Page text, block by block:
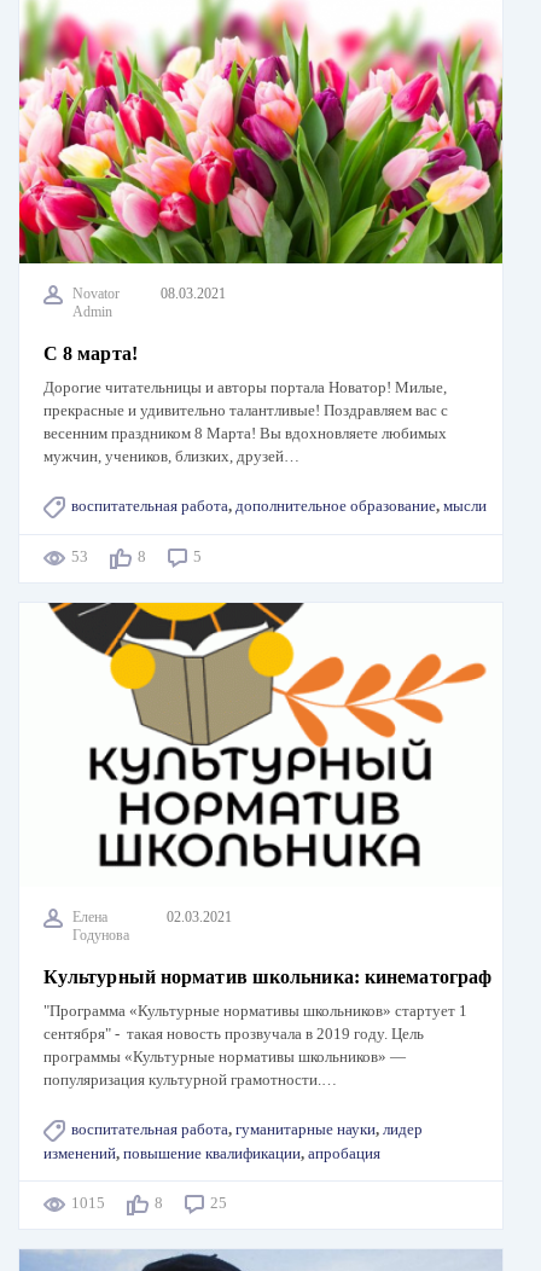
Novator
Admin
08.03.2021
C 8 марта!
Дорогие читательницы и авторы портала Новатор! Милые,
прекрасные и удивительно талантливые! Поздравляем вас с
весенним праздником 8 Марта! Вы вдохновляете любимых
мужчин, учеников, близких, друзей…
воспитательная работа, дополнительное образование, мысли
53 8 5
Елена
Годунова
02.03.2021
Культурный норматив школьника: кинематограф
"Программа «Культурные нормативы школьников» стартует 1
сентября" - такая новость прозвучала в 2019 году. Цель
программы «Культурные нормативы школьников» —
популяризация культурной грамотности.…
воспитательная работа, гуманитарные науки, лидер
изменений, повышение квалификации, апробация
1015 8 25